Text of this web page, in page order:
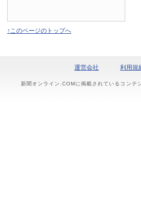
↑このページのトップへ
運営会社 利用規
新聞オンライン.COMに掲載されているコンテ